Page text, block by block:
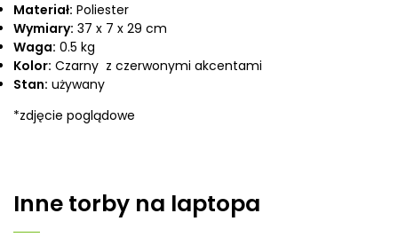
Materiał: Poliester
Wymiary: 37 x 7 x 29 cm
Waga: 0.5 kg
Kolor: Czarny z czerwonymi akcentami
Stan: używany
*zdjęcie poglądowe
Inne torby na laptopa